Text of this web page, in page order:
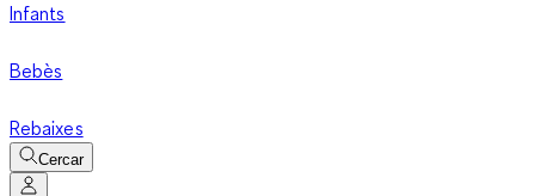
Infants
Bebès
Rebaixes
Cercar